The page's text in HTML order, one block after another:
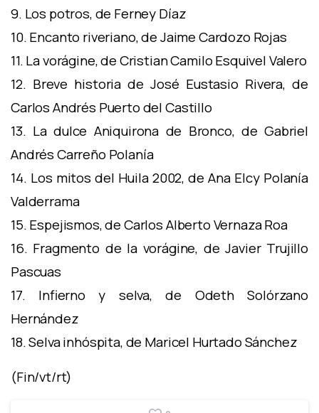
9. Los potros, de Ferney Díaz
10. Encanto riveriano, de Jaime Cardozo Rojas
11. La vorágine, de Cristian Camilo Esquivel Valero
12. Breve historia de José Eustasio Rivera, de
Carlos Andrés Puerto del Castillo
13. La dulce Aniquirona de Bronco, de Gabriel
Andrés Carreño Polanía
14. Los mitos del Huila 2002, de Ana Elcy Polanía
Valderrama
15. Espejismos, de Carlos Alberto Vernaza Roa
16. Fragmento de la vorágine, de Javier Trujillo
Pascuas
17. Infierno y selva, de Odeth Solórzano
Hernández
18. Selva inhóspita, de Maricel Hurtado Sánchez
(Fin/vt/rt)